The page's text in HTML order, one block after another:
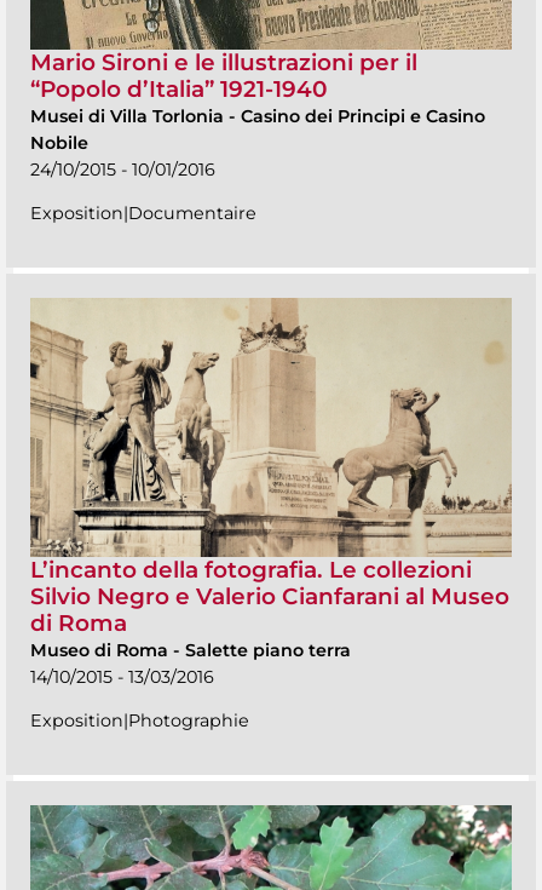
Mario Sironi e le illustrazioni per il
“Popolo d’Italia” 1921-1940
Musei di Villa Torlonia - Casino dei Principi e Casino
Nobile
24/10/2015 - 10/01/2016
Exposition|Documentaire
L’incanto della fotografia. Le collezioni
Silvio Negro e Valerio Cianfarani al Museo
di Roma
Museo di Roma - Salette piano terra
14/10/2015 - 13/03/2016
Exposition|Photographie